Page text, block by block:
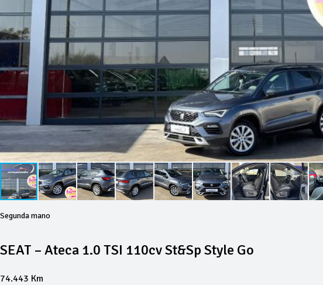
Segunda mano
SEAT – Ateca 1.0 TSI 110cv St&Sp Style Go
74.443 Km